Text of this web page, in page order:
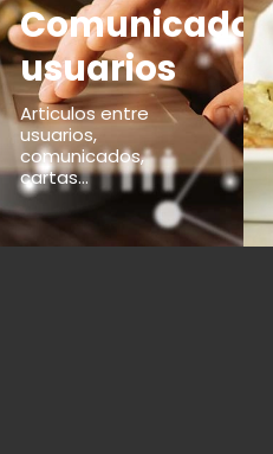
Comunicados
usuarios
Articulos entre
usuarios,
comunicados,
cartas...